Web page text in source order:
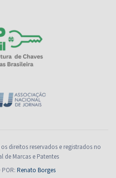
direitos reservados e registrados no
de Marcas e Patentes
POR: Renato Borges